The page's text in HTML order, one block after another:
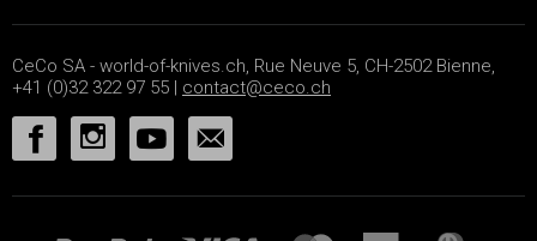
CeCo SA - world-of-knives.ch, Rue Neuve 5, CH-2502 Bienne,
+41 (0)32 322 97 55 | contact@ceco.ch